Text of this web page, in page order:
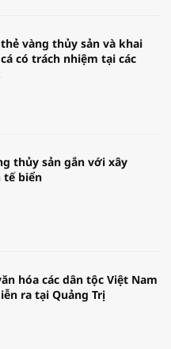
vàng thủy sản và khai
có trách nhiệm tại các
thủy sản gắn với xây
biển
hóa các dân tộc Việt Nam
ra tại Quảng Trị